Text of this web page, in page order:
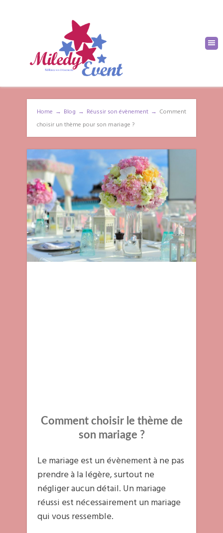
Home → Blog → Réussir son évènement → Comment
choisir un thème pour son mariage ?
Comment choisir le thème de
son mariage ?
Le mariage est un évènement à ne pas
prendre à la légère, surtout ne
négliger aucun détail. Un mariage
réussi est nécessairement un mariage
qui vous ressemble.